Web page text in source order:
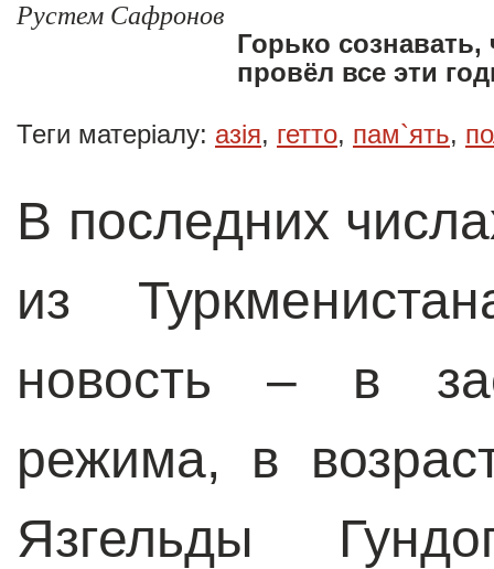
Рустем Сафронов
Горько
провёл все эти
Теги матеріалу: азія, гетто, пам`ять,
В последних
из
новость – в
режима, в
Язгельды